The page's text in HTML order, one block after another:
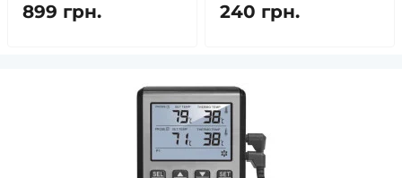
899 грн. 240 грн.